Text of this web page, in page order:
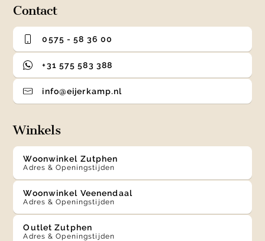
Contact
0575 - 58 36 00
+31 575 583 388
info@eijerkamp.nl
Winkels
Woonwinkel Zutphen
Adres & Openingstijden
Woonwinkel Veenendaal
Adres & Openingstijden
Outlet Zutphen
Adres & Openingstijden